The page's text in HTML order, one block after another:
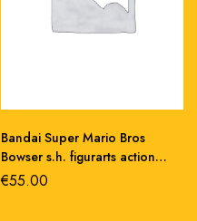
Bandai Super Mario Bros
Bowser s.h. figurarts action
figure pvc 13 cm
€55.00